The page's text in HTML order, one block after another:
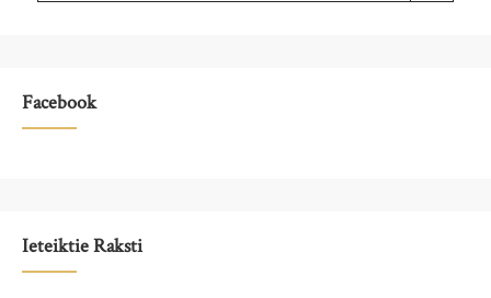
Facebook
Ieteiktie Raksti